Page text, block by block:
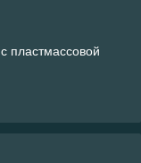
пластмассовой